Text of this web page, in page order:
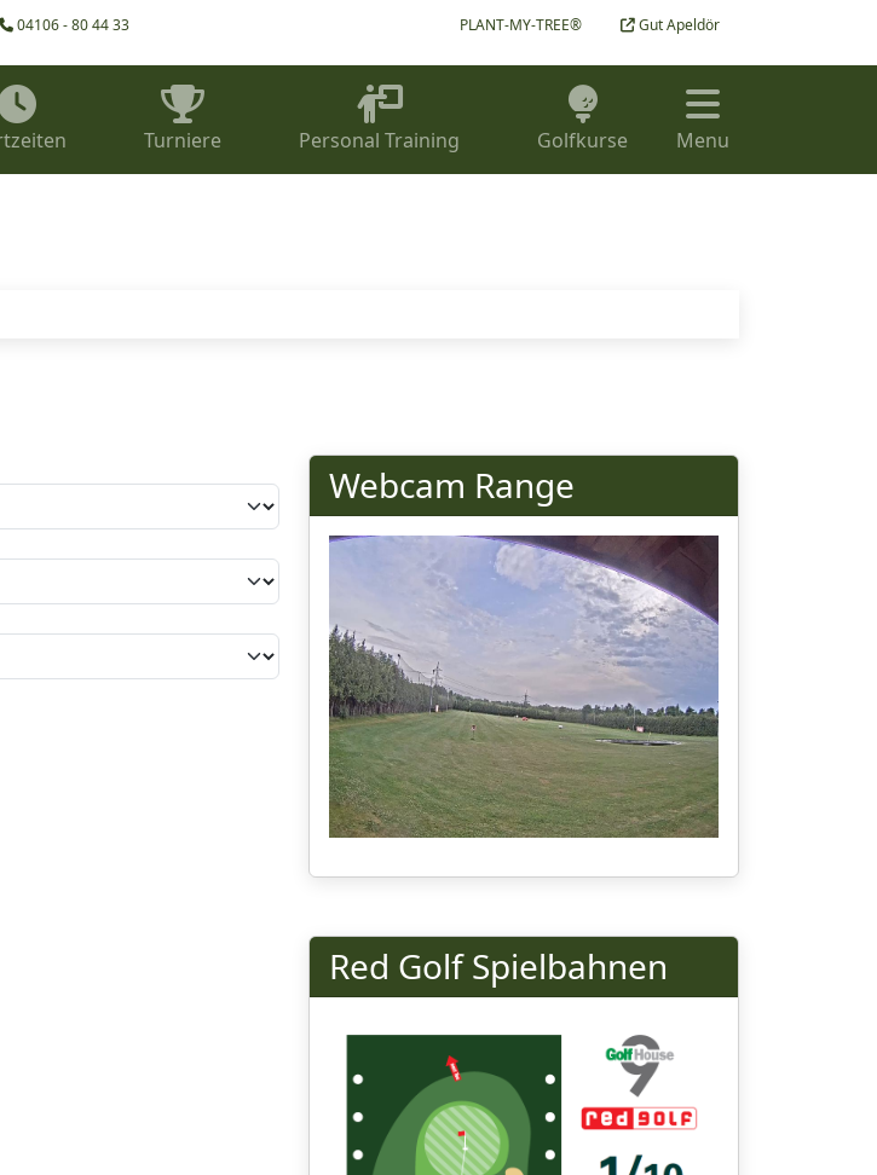
04106 - 80 44 33 PLANT-MY-TREE® Gut Apeldör
Turniere Personal Training Golfkurse Menu
Webcam Range
Red Golf Spielbahnen